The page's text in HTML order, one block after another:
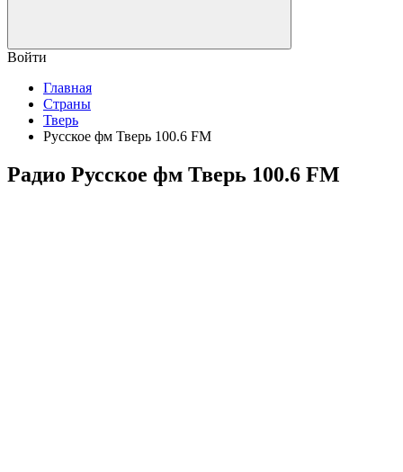
Войти
Главная
Страны
Тверь
Русское фм Тверь 100.6 FM
Радио Русское фм Тверь 100.6 FM